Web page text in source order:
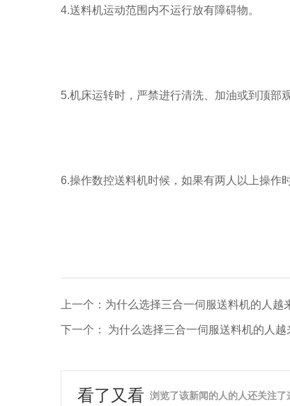
4.送料机运动范围内不运行放有障碍物。
5.机床运转时，严禁进行清洗、加油或到顶部
6.操作数控送料机时候，如果有两人以上操作
上一个：为什么选择三合一伺服送料机的人越
下一个： 为什么选择三合一伺服送料机的人越
看了又看 浏览了该新闻的人的人还关注了